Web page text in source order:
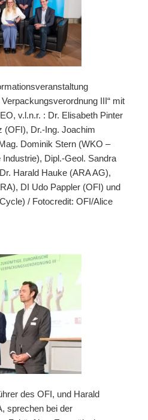
III“ mit
v.l.n.r. : Dr. Elisabeth Pinter
(OFI), Dr.-Ing. Joachim
Dominik Stern (WKO –
Dipl.-Geol. Sandra
Harald Hauke (ARA AG),
DI Udo Pappler (OFI) und
/ Fotocredit: OFI/Alice
des OFI, und Harald
sprechen bei der